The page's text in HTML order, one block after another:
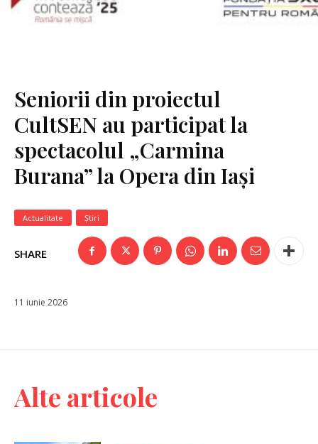
Seniorii din proiectul
CultSEN au participat la
spectacolul „Carmina
Burana” la Opera din Iași
Actualitate Știri
SHARE
11 iunie 2026
Alte articole